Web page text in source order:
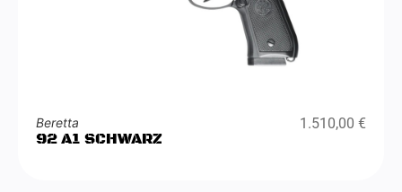
Beretta
92 A1 SCHWARZ
1.510,00 €